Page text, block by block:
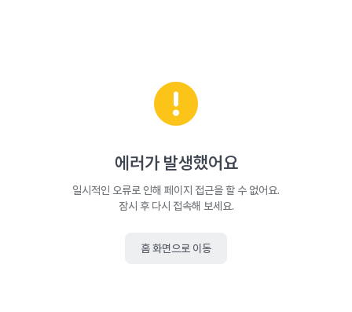
에러가 발생했어요
일시적인 오류로 인해 페이지 접근을 할 수 없어요.
잠시 후 다시 접속해 보세요.
홈 화면으로 이동